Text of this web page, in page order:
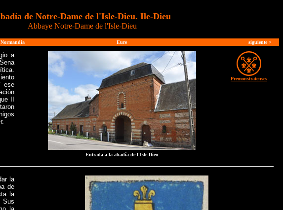
de Notre-Dame de l'Isle-Dieu. Ile-Dieu
Abbaye Notre-Dame de l'Isle-Dieu
Normandía Eure siguiente>
a
ese
II
Entrada a la abadía de l'Isle-Dieu
Premonstratenses
la
de
la
Sus